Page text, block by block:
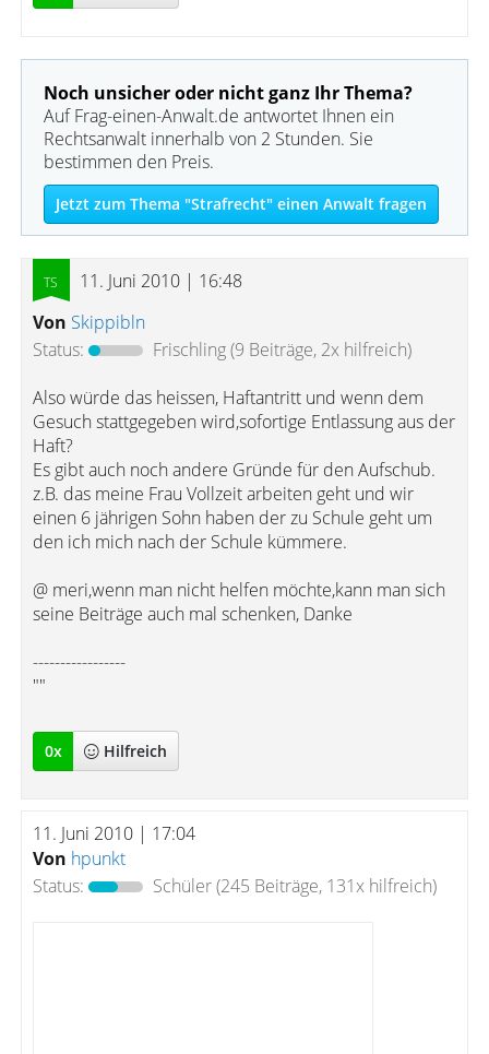
Noch unsicher oder nicht ganz Ihr Thema?
Auf Frag-einen-Anwalt.de antwortet Ihnen ein
Rechtsanwalt innerhalb von 2 Stunden. Sie
bestimmen den Preis.
Jetzt zum Thema "Strafrecht" einen Anwalt fragen
11. Juni 2010 | 16:48
Von Skippibln
Status:
Frischling(9 Beiträge, 2x hilfreich)
Also würde das heissen, Haftantritt und wenn dem
Gesuch stattgegeben wird,sofortige Entlassung aus der
Haft?
Es gibt auch noch andere Gründe für den Aufschub.
z.B. das meine Frau Vollzeit arbeiten geht und wir
einen 6 jährigen Sohn haben der zu Schule geht um
den ich mich nach der Schule kümmere.
@ meri,wenn man nicht helfen möchte,kann man sich
seine Beiträge auch mal schenken, Danke
-----------------
""
0x Hilfreich
11. Juni 2010 | 17:04
Von hpunkt
Status:
Schüler(245 Beiträge, 131x hilfreich)